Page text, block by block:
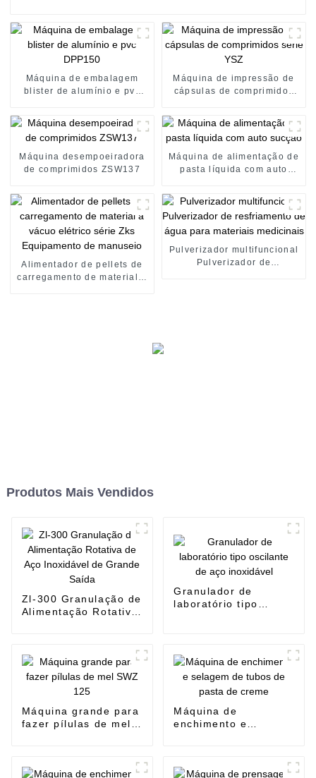
Máquina de embalagem
blister de alumínio e pvc
Máquina de impressão de
cápsulas de comprimidos
Máquina desempoeiradora
de comprimidos ZSW137
Máquina de alimentação de
pasta líquida com auto
Alimentador de pellets de
carregamento de material a
Pulverizador multifuncional
Pulverizador de
Produtos Mais Vendidos
Zl-300 Granulação de
Alimentação Rotativa
Granulador de
laboratório tipo
Máquina grande para
fazer pílulas de mel
Máquina de
enchimento e